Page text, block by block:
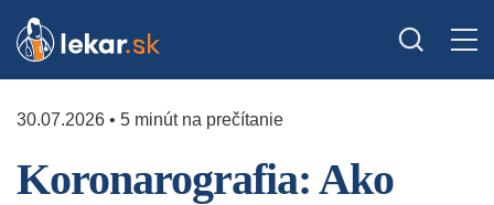
30.07.2026 • 5 minút na prečítanie
Koronarografia: Ako